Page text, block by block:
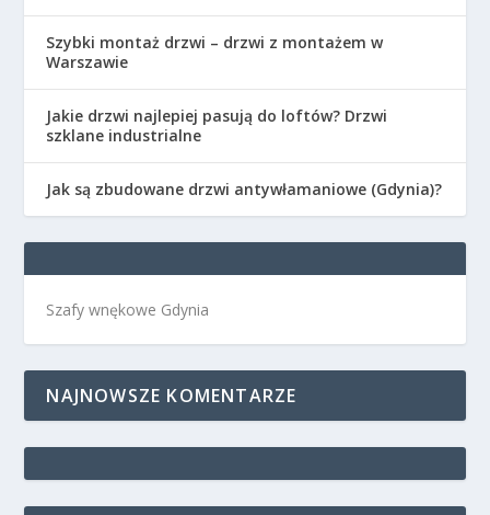
Szybki montaż drzwi – drzwi z montażem w
Warszawie
Jakie drzwi najlepiej pasują do loftów? Drzwi
szklane industrialne
Jak są zbudowane drzwi antywłamaniowe (Gdynia)?
Szafy wnękowe Gdynia
NAJNOWSZE KOMENTARZE